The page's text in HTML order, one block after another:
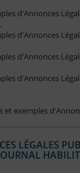
d'Annonces
d'Annonces
d'Annonces
d'Annonces
exemples
LÉGALES